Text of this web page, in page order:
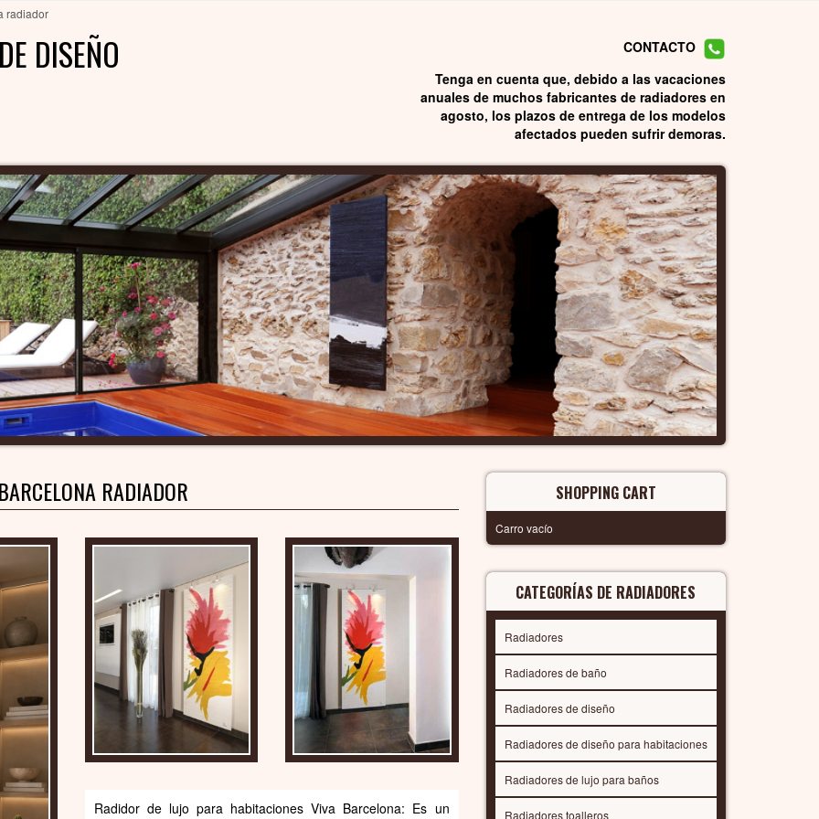
radiador
DISEÑO
CONTACTO
Tenga en cuenta que, debido a las vacaciones
anuales de muchos fabricantes de radiadores en
agosto, los plazos de entrega de los modelos
afectados pueden sufrir demoras.
RADIADOR
Radidor de lujo para habitaciones Viva Barcelona: Es un
SHOPPING CART
Carro vacío
CATEGORÍAS DE RADIADORES
Radiadores
Radiadores de baño
Radiadores de diseño
Radiadores de diseño para habitaciones
Radiadores de lujo para baños
Radiadores toalleros